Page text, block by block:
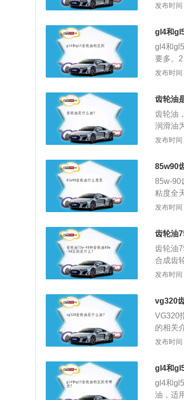
高，所
性的烃
类：汽
90号、
号、93
发布时
gl4和
gl4和
要多。
向器齿
桥的润
齿轮油
车齿轮
时表面
和降低
发布时
齿轮油
齿轮油
润滑油
烧结等
齿轮油
AO、
通矿油
是关于
最高油
作为选
发布时
85w90
85w-90
粘度全
年使用
示高温
基础油
要起到
传动装
发布时
齿轮油
齿轮油
合成齿
的压力
油在
80W-
度/℃是-
0、
合国产
合成齿
箱，并
发布时
vg320
VG320
的相关
性的烃
类：汽
90号、
号、93
发布时
gl4和
gl4和
油，适